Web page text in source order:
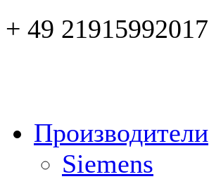
+ 49 21915992017
Производители
Siemens